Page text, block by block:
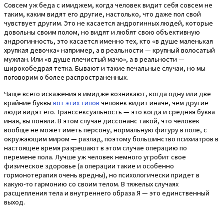
Совсем уж беда с имиджем, когда человек видит себя совсем не
таким, каким видят его другие, настолько, что даже пол свой
чувствует другим. Это не касается андрогинных людей, которые
довольны своим полом, но видят и любят свою объективную
андрогинность, это касается именно тех, кто «в душе маленькая
хрупкая девочка» например, а в реальности — крупный волосатый
мужлан. Или «в душе плечистый мачо», а в реальности —
широкобедрая тетка. Бывают и такие печальные случаи, но мы
поговорим о более распространенных.
Чаще всего искажения в имидже возникают, когда одну или две
крайние буквы вот этих типов человек видит иначе, чем другие
люди видят его. Транссексуальность — это когда и средняя буква
иная, вы поняли. В этом случае диссонанс такой, что человек
вообще не может иметь персону, нормальную фигуру в поле, с
окружающим миром — разлад, поэтому большинство психиатров в
настоящее время разрешают в этом случае операцию по
перемене пола. Лучше уж человек немного угробит свое
физическое здоровье (а операции такие и особенно
гормонотерапия очень вредны), но психологически придет в
какую-то гармонию со своим телом. В тяжелых случаях
расщепления тела и внутреннего образа Я — это единственный
выход.